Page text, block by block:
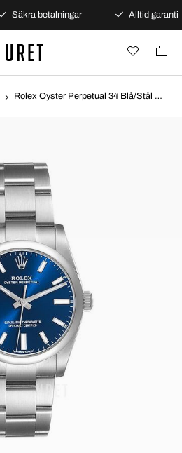
Säkra betalningar Alltid garanti
Rolex Oyster Perpetual 34 Blå/Stål Ø34 mm 124200-0003